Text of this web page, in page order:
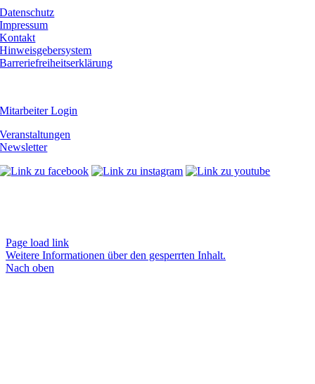
Datenschutz
Impressum
Kontakt
Hinweisgebersystem
Barreriefreiheitserklärung
Mitarbeiter Login
Veranstaltungen
Newsletter
Page load link
Weitere Informationen über den gesperrten Inhalt.
Nach oben